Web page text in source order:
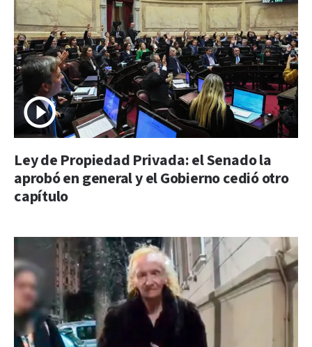
Ley de Propiedad Privada: el Senado la
aprobó en general y el Gobierno cedió otro
capítulo